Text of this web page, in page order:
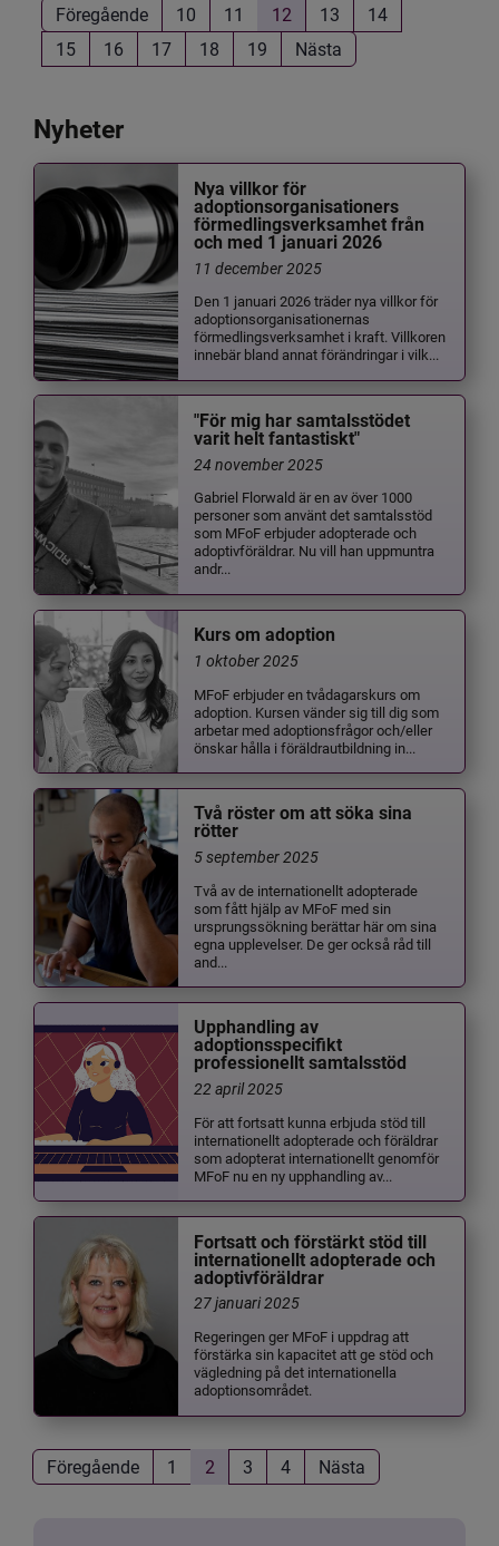
Föregående 10 11 12 13
14
15
16 17 18 19 Nästa
Nyheter
Nya villkor för
adoptionsorganisationers
förmedlingsverksamhet från
och med 1 januari 2026
11 december 2025
Den 1 januari 2026 träder nya villkor för
adoptionsorganisationernas
förmedlingsverksamhet i kraft. Villkoren
innebär bland annat förändringar i vilk...
"För mig har samtalsstödet
varit helt fantastiskt"
24 november 2025
Gabriel Florwald är en av över 1000
personer som använt det samtalsstöd
som MFoF erbjuder adopterade och
adoptivföräldrar. Nu vill han uppmuntra
andr...
Kurs om adoption
1 oktober 2025
MFoF erbjuder en tvådagarskurs om
adoption. Kursen vänder sig till dig som
arbetar med adoptionsfrågor och/eller
önskar hålla i föräldrautbildning in...
Två röster om att söka sina
rötter
5 september 2025
Två av de internationellt adopterade
som fått hjälp av MFoF med sin
ursprungssökning berättar här om sina
egna upplevelser. De ger också råd till
and...
Upphandling av
adoptionsspecifikt
professionellt samtalsstöd
22 april 2025
För att fortsatt kunna erbjuda stöd till
internationellt adopterade och föräldrar
som adopterat internationellt genomför
MFoF nu en ny upphandling av...
Fortsatt och förstärkt stöd till
internationellt adopterade och
adoptivföräldrar
27 januari 2025
Regeringen ger MFoF i uppdrag att
förstärka sin kapacitet att ge stöd och
vägledning på det internationella
adoptionsområdet.
Föregående 1 2 3 4 Nästa